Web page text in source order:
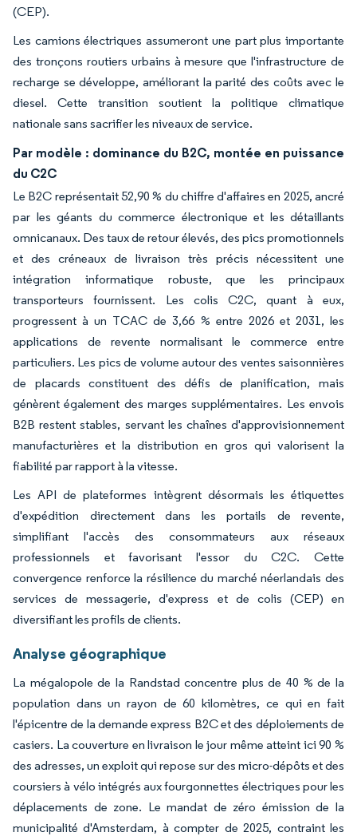
(CEP).
Les camions électriques assumeront une part plus importante
des tronçons routiers urbains à mesure que l'infrastructure de
recharge se développe, améliorant la parité des coûts avec le
diesel. Cette transition soutient la politique climatique
nationale sans sacrifier les niveaux de service.
Par modèle : dominance du B2C, montée en puissance
du C2C
Le B2C représentait 52,90 % du chiffre d'affaires en 2025, ancré
par les géants du commerce électronique et les détaillants
omnicanaux. Des taux de retour élevés, des pics promotionnels
et des créneaux de livraison très précis nécessitent une
intégration informatique robuste, que les principaux
transporteurs fournissent. Les colis C2C, quant à eux,
progressent à un TCAC de 3,66 % entre 2026 et 2031, les
applications de revente normalisant le commerce entre
particuliers. Les pics de volume autour des ventes saisonnières
de placards constituent des défis de planification, mais
génèrent également des marges supplémentaires. Les envois
B2B restent stables, servant les chaînes d'approvisionnement
manufacturières et la distribution en gros qui valorisent la
fiabilité par rapport à la vitesse.
Les API de plateformes intègrent désormais les étiquettes
d'expédition directement dans les portails de revente,
simplifiant l'accès des consommateurs aux réseaux
professionnels et favorisant l'essor du C2C. Cette
convergence renforce la résilience du marché néerlandais des
services de messagerie, d'express et de colis (CEP) en
diversifiant les profils de clients.
Analyse géographique
La mégalopole de la Randstad concentre plus de 40 % de la
population dans un rayon de 60 kilomètres, ce qui en fait
l'épicentre de la demande express B2C et des déploiements de
casiers. La couverture en livraison le jour même atteint ici 90 %
des adresses, un exploit qui repose sur des micro-dépôts et des
coursiers à vélo intégrés aux fourgonnettes électriques pour les
déplacements de zone. Le mandat de zéro émission de la
municipalité d'Amsterdam, à compter de 2025, contraint les